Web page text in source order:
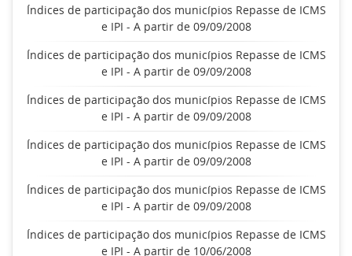
Índices de participação dos municípios Repasse de ICMS
e IPI - A partir de 09/09/2008
Índices de participação dos municípios Repasse de ICMS
e IPI - A partir de 09/09/2008
Índices de participação dos municípios Repasse de ICMS
e IPI - A partir de 09/09/2008
Índices de participação dos municípios Repasse de ICMS
e IPI - A partir de 09/09/2008
Índices de participação dos municípios Repasse de ICMS
e IPI - A partir de 09/09/2008
Índices de participação dos municípios Repasse de ICMS
e IPI - A partir de 10/06/2008